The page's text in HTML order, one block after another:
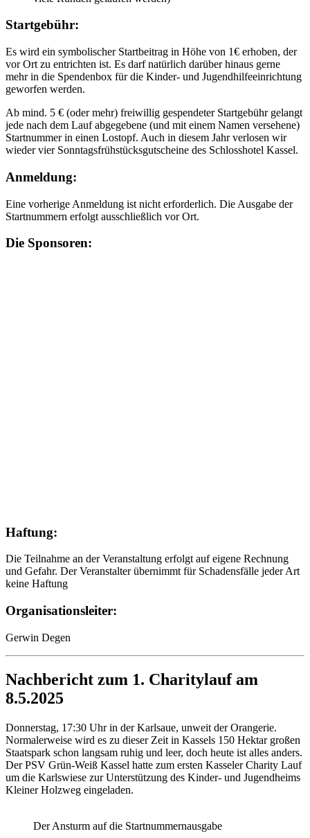
Startgebühr:
Es wird ein symbolischer Startbeitrag in Höhe von 1€ erhoben, der
vor Ort zu entrichten ist. Es darf natürlich darüber hinaus gerne
mehr in die Spendenbox für die Kinder- und Jugendhilfeeinrichtung
geworfen werden.
Ab mind. 5 € (oder mehr) freiwillig gespendeter Startgebühr gelangt
jede nach dem Lauf abgegebene (und mit einem Namen versehene)
Startnummer in einen Lostopf. Auch in diesem Jahr verlosen wir
wieder vier Sonntagsfrühstücksgutscheine des Schlosshotel Kassel.
Anmeldung:
Eine vorherige Anmeldung ist nicht erforderlich. Die Ausgabe der
Startnummern erfolgt ausschließlich vor Ort.
Die Sponsoren:
Haftung:
Die Teilnahme an der Veranstaltung erfolgt auf eigene Rechnung
und Gefahr. Der Veranstalter übernimmt für Schadensfälle jeder Art
keine Haftung
Organisationsleiter:
Gerwin Degen
Nachbericht zum 1. Charitylauf am
8.5.2025
Donnerstag, 17:30 Uhr in der Karlsaue, unweit der Orangerie.
Normalerweise wird es zu dieser Zeit in Kassels 150 Hektar großen
Staatspark schon langsam ruhig und leer, doch heute ist alles anders.
Der PSV Grün-Weiß Kassel hatte zum ersten Kasseler Charity Lauf
um die Karlswiese zur Unterstützung des Kinder- und Jugendheims
Kleiner Holzweg eingeladen.
Der Ansturm auf die Startnummernausgabe